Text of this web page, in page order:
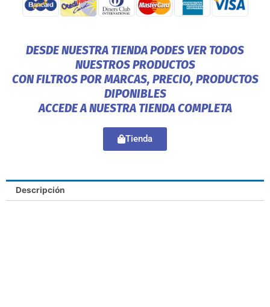
DESDE NUESTRA TIENDA PODES VER TODOS
NUESTROS PRODUCTOS
CON FILTROS POR MARCAS, PRECIO, PRODUCTOS
DIPONIBLES
ACCEDE A NUESTRA TIENDA COMPLETA
Tienda
Descripción